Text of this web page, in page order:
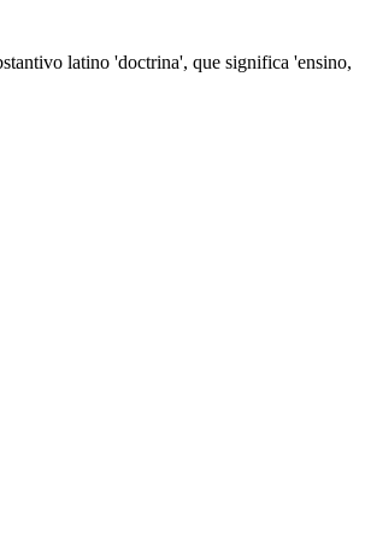
latino 'doctrina', que significa 'ensino,